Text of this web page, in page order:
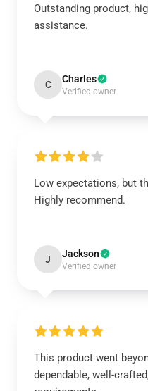
Outstanding product,
assistance.
C Charles
Verified owner
Low expectations, but
Highly recommend.
J Jackson
Verified owner
This product went
dependable, well-